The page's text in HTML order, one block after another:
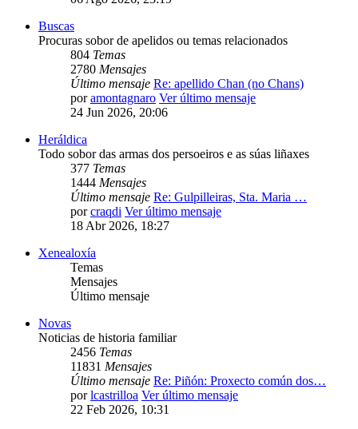
Buscas
Procuras sobor de apelidos ou temas relacionados
804 Temas
2780 Mensajes
Último mensaje Re: apellido Chan (no Chans)
poramontagnaro Ver último mensaje
24 Jun 2026, 20:06
Heráldica
Todo sobor das armas dos persoeiros e as súas liñaxes
377 Temas
1444 Mensajes
Último mensaje Re: Gulpilleiras, Sta. Maria …
porcraqdi Ver último mensaje
18 Abr 2026, 18:27
Xenealoxía
Temas
Mensajes
Último mensaje
Novas
Noticias de historia familiar
2456 Temas
11831 Mensajes
Último mensaje Re: Piñón: Proxecto común dos…
porlcastrilloa Ver último mensaje
22 Feb 2026, 10:31